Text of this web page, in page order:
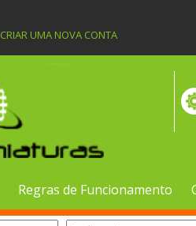
CRIAR UMA NOVA CONTA
Regras de Funcionamento